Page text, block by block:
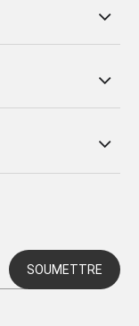
SOUMETTRE